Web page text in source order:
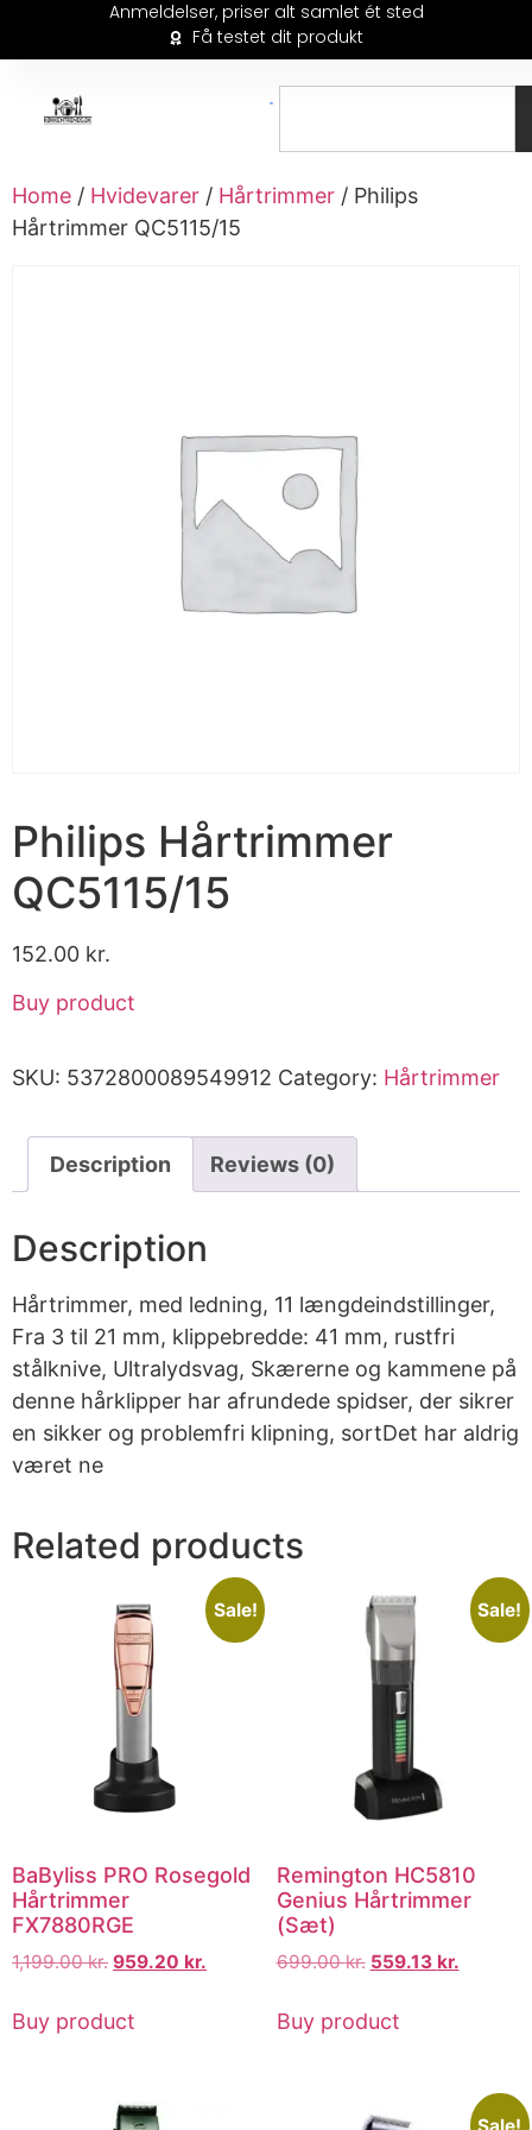
Anmeldelser, priser alt samlet ét sted
Få testet dit produkt
Home / Hvidevarer / Hårtrimmer / Philips
Hårtrimmer QC5115/15
Philips Hårtrimmer
QC5115/15
152.00 kr.
Buy product
SKU: 5372800089549912 Category: Hårtrimmer
Description Reviews (0)
Description
Hårtrimmer, med ledning, 11 længdeindstillinger,
Fra 3 til 21 mm, klippebredde: 41 mm, rustfri
stålknive, Ultralydsvag, Skærerne og kammene på
denne hårklipper har afrundede spidser, der sikrer
en sikker og problemfri klipning, sortDet har aldrig
været ne
Related products
Sale!
BaByliss PRO Rosegold
Hårtrimmer
FX7880RGE
1,199.00kr. 959.20 kr.
Buy product
Sale!
Remington HC5810
Genius Hårtrimmer
(Sæt)
699.00kr. 559.13 kr.
Buy product
Sale!